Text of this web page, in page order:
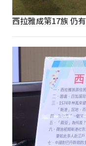
西拉雅成第17族 仍